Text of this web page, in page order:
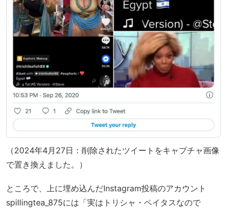
（2024年4月27日：削除されたツイートをキャプチャ画像
で置き換えました。）
ところで、上に埋め込んだInstagram投稿のアカウント
spillingtea_875には「実はトリシャ・ペイタスなので